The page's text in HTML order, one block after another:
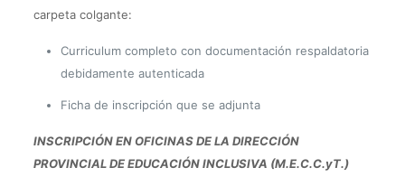
carpeta colgante:
Curriculum completo con documentación respaldatoria
debidamente autenticada
Ficha de inscripción que se adjunta
INSCRIPCIÓN EN OFICINAS DE LA DIRECCIÓN
PROVINCIAL DE EDUCACIÓN INCLUSIVA (M.E.C.C.yT.)